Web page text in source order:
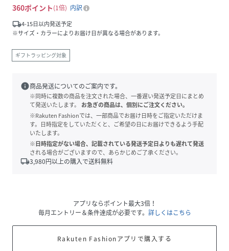
360ポイント 1倍
内訳
local_shipping4-15日以内発送予定
※サイズ・カラーによりお届け日が異なる場合があります。
ギフトラッピング対象
info商品発送についてのご案内です。
※同時に複数の商品を注文された場合、一番遅い発送予定日にまとめ
て発送いたします。
お急ぎの商品は、個別にご注文ください。
※Rakuten Fashionでは、一部商品でお届け日時をご指定いただけま
す。日時指定をしていただくと、ご希望の日にお届けできるよう手配
いたします。
※日時指定がない場合、記載されている発送予定日よりも遅れて発送
される場合がございますので、あらかじめご了承ください。
local_shipping3,980円以上の購入で送料無料
アプリならポイント最大3倍！
毎月エントリー＆条件達成が必要です。 詳しくはこちら
Rakuten Fashionアプリで購入する